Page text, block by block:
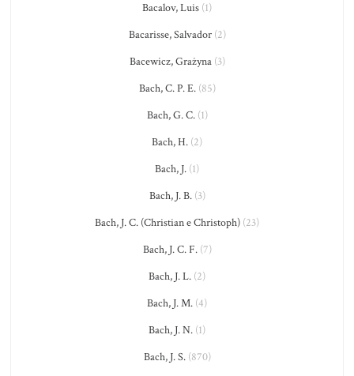
Bacalov, Luis (1)
Bacarisse, Salvador(2)
Bacewicz, Grażyna(3)
Bach, C. P. E.(85)
Bach, G. C.(1)
Bach, H. (2)
Bach, J. (1)
Bach, J. B.(3)
Bach, J. C. (Christian e Christoph) (23)
Bach, J. C. F.(7)
Bach, J. L. (2)
Bach, J. M. (4)
Bach, J. N. (1)
Bach, J. S.(870)